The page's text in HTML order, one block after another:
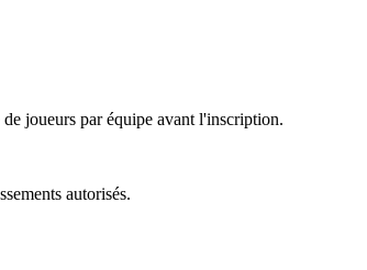
joueurs par équipe avant l'inscription.
autorisés.